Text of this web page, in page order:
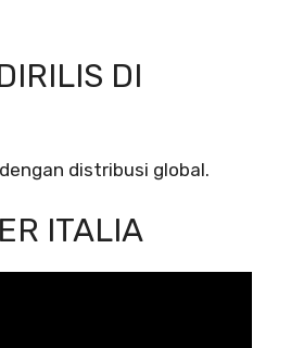
DI
distribusi global.
ITALIA